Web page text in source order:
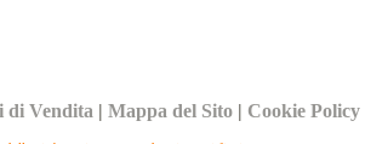
di Vendita |Mappa del Sito | Cookie Policy